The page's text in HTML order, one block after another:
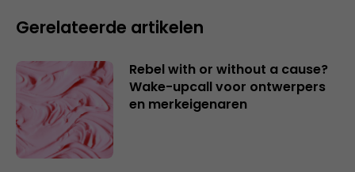
Gerelateerde artikelen
Rebel with or without a cause?
Wake-upcall voor ontwerpers
en merkeigenaren